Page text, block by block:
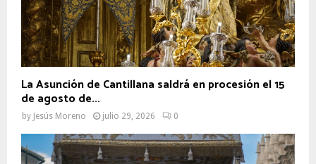
La Asunción de Cantillana saldrá en procesión el 15
de agosto de...
by Jesús Moreno julio 29, 2026 0